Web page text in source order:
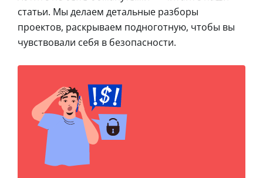
статьи. Мы делаем детальные разборы
проектов, раскрываем подноготную, чтобы вы
чувствовали себя в безопасности.